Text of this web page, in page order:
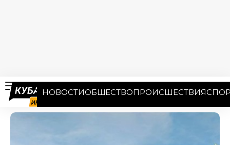
НОВОСТИОБЩЕСТВОПРОИСШЕСТВИЯ